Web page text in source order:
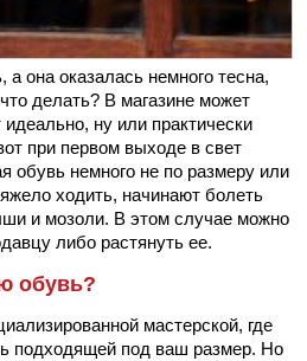
она оказалась немного тесна,
делать? В магазине может
идеально, ну или практически
при первом выходе в свет
обувь немного не по размеру или
ходить, начинают болеть
и мозоли. В этом случае можно
либо растянуть ее.
обувь?
мастерской, где
подходящей под ваш размер. Но